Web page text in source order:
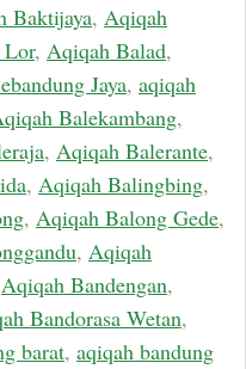
Baktijaya, Aqiqah
Lor, Aqiqah Balad,
Jaya, aqiqah
Balekambang,
, Aqiqah Balerante,
, Aqiqah Balingbing,
, Aqiqah Balong Gede,
, Aqiqah
Aqiqah Bandengan,
Bandorasa Wetan,
barat, aqiqah bandung